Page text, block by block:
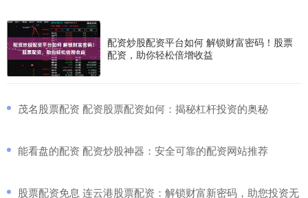
配资炒股配资平台如何 解锁财富密码！股票
配资，助你轻松倍增收益
​茂名股票配资 配资股票配资如何：揭秘杠杆投资的奥秘
​能看盘的配资 配资炒股神器：安全可靠的配资网站推荐
​股票配资免息 连云港股票配资：解锁财富新密码，助您投资无